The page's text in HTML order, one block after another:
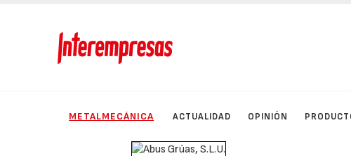
METALMECÁNICA ACTUALIDAD OPINIÓN